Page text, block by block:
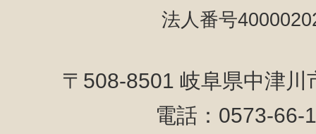
法人番号
〒508-8501 岐阜県中津
電話：0573-